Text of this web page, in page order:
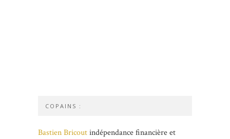
COPAINS :
Bastien Bricoutindépendance financière et